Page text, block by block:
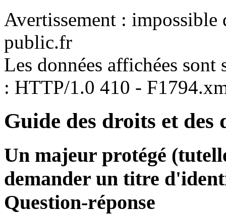
Avertissement : impossible
public.fr
Les données affichées sont
: HTTP/1.0 410 -
Guide des droits et
Un majeur protégé
demander un titre
Question-réponse